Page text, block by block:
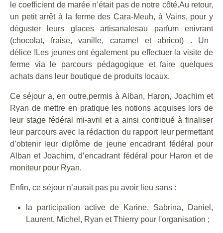
le coefficient de marée n’était pas de notre côté.Au retour,
un petit arrêt à la ferme des Cara-Meuh, à Vains, pour y
déguster leurs glacesartisanalesau parfumenivrant
(chocolat, fraise, vanille, caramel et abricot) . Un
délice ! Les jeunes ont également pu effectuer la visite de
ferme via le parcours pédagogique et faire quelques
achats dans leur boutique de produits locaux.
Ce séjour a, en outre,permisà Alban, Haron, Joachim et
Ryan de mettre en pratique les notions acquises lors de
leur stage fédéral mi-avril et a ainsi contribué à finaliser
leur parcours avec la rédaction du rapport leur permettant
d’obtenir leur diplôme de jeune encadrant fédéral pour
Alban et Joachim, d’encadrant fédéral pour Haron et de
moniteur pour Ryan.
Enfin, ce séjour n’aurait pas pu avoir lieu sans :
la participation active de Karine, Sabrina, Daniel,
Laurent, Michel, Ryan et Thierry pour l'organisation ;